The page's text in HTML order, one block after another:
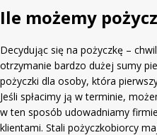
Ile możemy
Decydując się na pożyczkę –
otrzymanie bardzo dużej sumy
pożyczki dla osoby, która
Jeśli spłacimy ją w terminie,
w ten sposób udowadniamy
klientami. Stali pożyczkobiorcy